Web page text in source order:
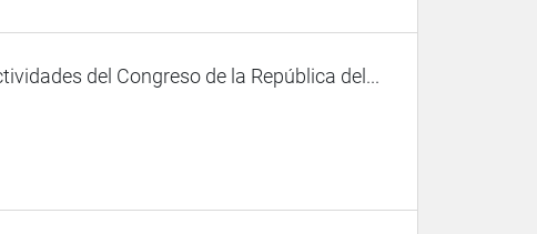
del Congreso de la República del...